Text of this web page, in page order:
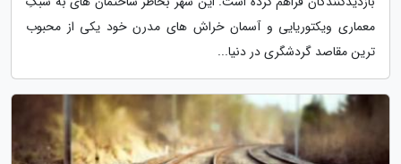
معماری ویکتوریایی و آسمان خراش های مدرن خود یکی از محبوب
ترین مقاصد گردشگری در دنیا...